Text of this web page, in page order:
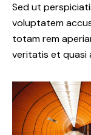
Sed ut
voluptatem
totam rem
veritatis et quasi